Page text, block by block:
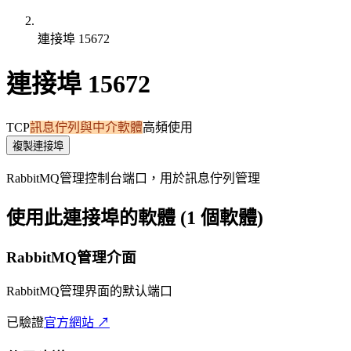
連接埠 15672
連接埠 15672
TCP訊息佇列與中介軟體高頻使用
複製連接埠
RabbitMQ管理控制台端口，用於訊息佇列管理
使用此連接埠的軟體 (1 個軟體)
RabbitMQ管理介面
RabbitMQ管理界面的默认端口
已驗證官方網站 ↗